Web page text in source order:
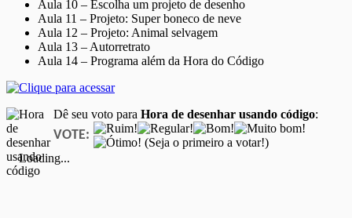
Aula 10 – Escolha um projeto de desenho
Aula 11 – Projeto: Super boneco de neve
Aula 12 – Projeto: Animal selvagem
Aula 13 – Autorretrato
Aula 14 – Programa além da Hora do Código
Dê seu voto para Hora de desenhar usando código:
VOTE:
(Seja o primeiro a votar!)
Loading...